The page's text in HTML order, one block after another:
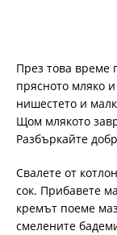
През това време
прясното мляко
нишестето и
Щом млякото
Разбъркайте
Свалете от
сок. Прибавете
кремът поеме
смелените